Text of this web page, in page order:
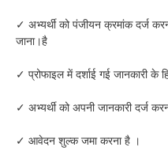
✓ अभ्यर्थी को पंजीयन क्रमांक दर्ज
जाना।है
✓ प्रोफाइल में दर्शाई गई जानकारी
✓ अभ्यर्थी को अपनी जानकारी दर्ज
✓ आवेदन शुल्क जमा करना है ।